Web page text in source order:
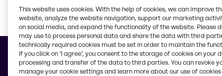
Saperne
This website uses cookies. With the help of cookies, we can improve
website, analyze the website navigation, support our marketing
on social media, and expand the functionality of the website. Please
may use to process personal data and share the data with third
technically required cookies must be set in order to maintain the
If you click on ’I agree’, you consent to the storage of cookies on your
processing and transfer of the data to third parties. You can revoke
manage your cookie settings and learn more about our use of cookies